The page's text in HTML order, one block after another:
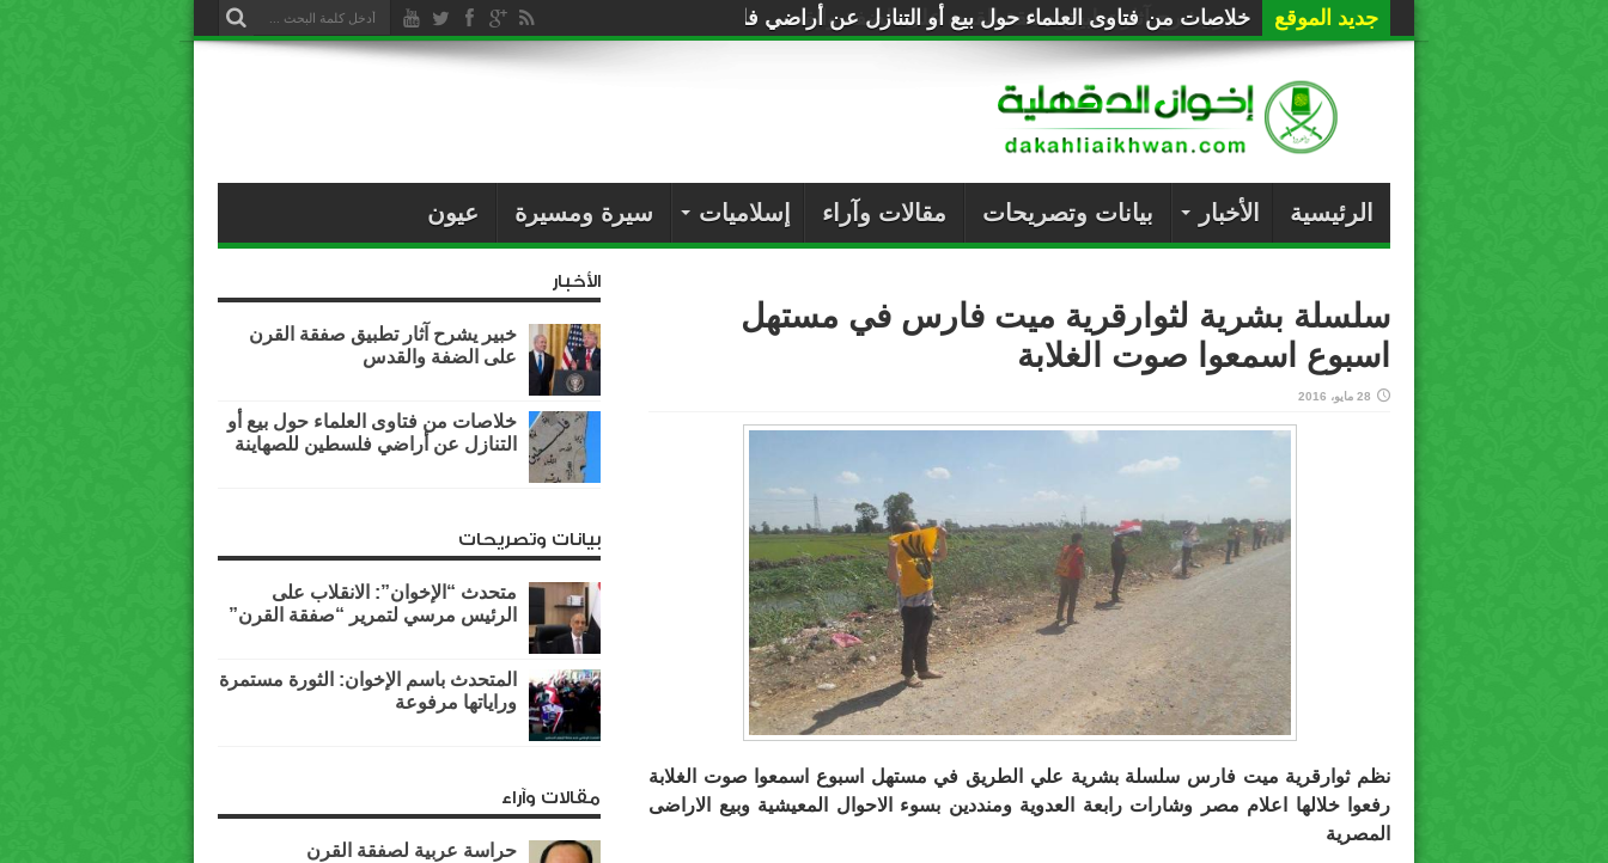
جديد الموقع خلاصات من فتاوى العلماء حول بيع أو التنازل عن أراضي فلسطين للصهاينة
الرئيسية الأخبار بيانات وتصريحات مقالات وآراء إسلاميات سيرة ومسيرة عيون
سلسلة بشرية لثوارقرية ميت فارس في مستهل
اسبوع اسمعوا صوت الغلابة
28 مايو، 2016
نظم ثوارقرية ميت فارس سلسلة بشرية علي الطريق في مستهل اسبوع اسمعوا صوت الغلابة
رفعوا خلالها اعلام مصر وشارات رابعة العدوية ومنددين بسوء الاحوال المعيشية وبيع الاراضى
المصرية
الأخبار
خبير يشرح آثار تطبيق صفقة القرن
على الضفة والقدس
خلاصات من فتاوى العلماء حول بيع أو
التنازل عن أراضي فلسطين للصهاينة
بيانات وتصريحات
متحدث “الإخوان”: الانقلاب على
الرئيس مرسي لتمرير “صفقة القرن”
المتحدث باسم الإخوان: الثورة مستمرة
وراياتها مرفوعة
مقالات وآراء
حراسة عربية لصفقة القرن